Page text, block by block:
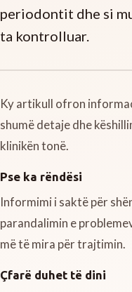
periodontit dhe si
ta kontrolluar.
Ky artikull ofron
shumë detaje dhe
klinikën tonë.
Pse ka rëndësi
Informimi i saktë për
parandalimin e
më të mira për trajtimin.
Çfarë duhet të dini